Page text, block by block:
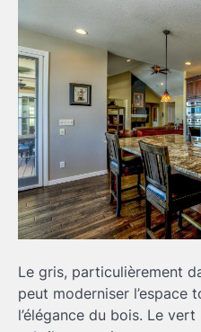
Le gris, particulièrement
peut moderniser l’espace
l’élégance du bois. Le